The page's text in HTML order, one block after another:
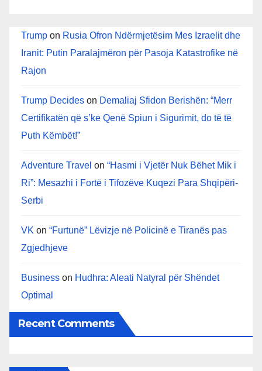
Trump on Rusia Ofron Ndërmjetësim Mes Izraelit dhe
Iranit: Putin Paralajmëron për Pasoja Katastrofike në
Rajon
Trump Decides on Demaliaj Sfidon Berishën: “Merr
Certifikatën që s’ke Qenë Spiun i Sigurimit, do të të
Puth Këmbët!”
Adventure Travel on “Hasmi i Vjetër Nuk Bëhet Mik i
Ri”: Mesazhi i Fortë i Tifozëve Kuqezi Para Shqipëri-
Serbi
VK on “Furtunë” Lëvizje në Policinë e Tiranës pas
Zgjedhjeve
Business on Hudhra: Aleati Natyral për Shëndet
Optimal
Recent Comments